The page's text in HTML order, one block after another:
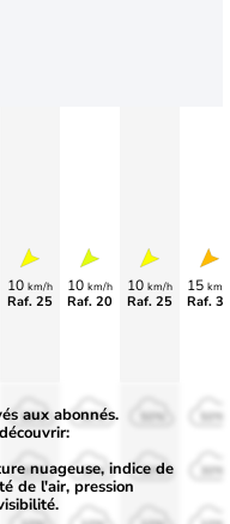
10 km/h
Raf. 25
10 km/h
Raf. 20
10 km/h
Raf. 25
15 km/
Raf.
50%
30%
50%
30% 30% 30%
aux abonnés.
nuageuse, indice de
de l'air, pression